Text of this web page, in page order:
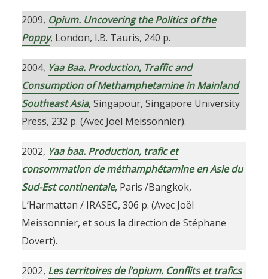
2009, Opium. Uncovering the Politics of the
Poppy, London, I.B. Tauris, 240 p.
2004, Yaa Baa. Production, Traffic and
Consumption of Methamphetamine in Mainland
Southeast Asia, Singapour, Singapore University
Press, 232 p. (Avec Joël Meissonnier).
2002, Yaa baa. Production, trafic et
consommation de méthamphétamine en Asie du
Sud-Est continentale, Paris /Bangkok,
L’Harmattan / IRASEC, 306 p. (Avec Joël
Meissonnier, et sous la direction de Stéphane
Dovert).
2002, Les territoires de l’opium. Conflits et trafics